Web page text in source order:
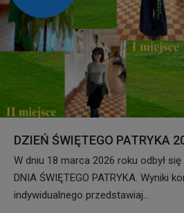
DZIEŃ ŚWIĘTEGO PATRYKA
W dniu 18 marca 2026 roku odbył
DNIA ŚWIĘTEGO PATRYKA. Wyniki
indywidualnego przedstawiaj...